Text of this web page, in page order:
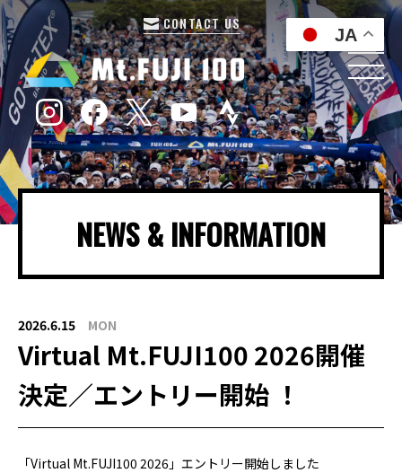
CONTACT US
NEWS & INFORMATION
2026.6.15 MON
Virtual Mt.FUJI100 2026開催
決定／エントリー開始 ！
「Virtual Mt.FUJI100 2026」エントリー開始しました
JA